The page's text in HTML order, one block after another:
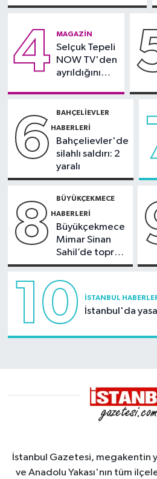
teknoloji
yoğun bakımda
4 MAGAZIN
Selçuk Tepeli
NOW TV'den
ayrıldığını
6 BAHÇELIEVLER
HABERLERI
Bahçelievler'de
silahlı saldırı: 2
yaralı
8 BÜYÜKÇEKMECE
HABERLERI
Büyükçekmece
Mimar Sinan
Sahil’de toprak
kayması
10 İSTANBUL
İstanbul'da
İstanbul Gazetesi, megakentin
ve Anadolu Yakası'nın tüm